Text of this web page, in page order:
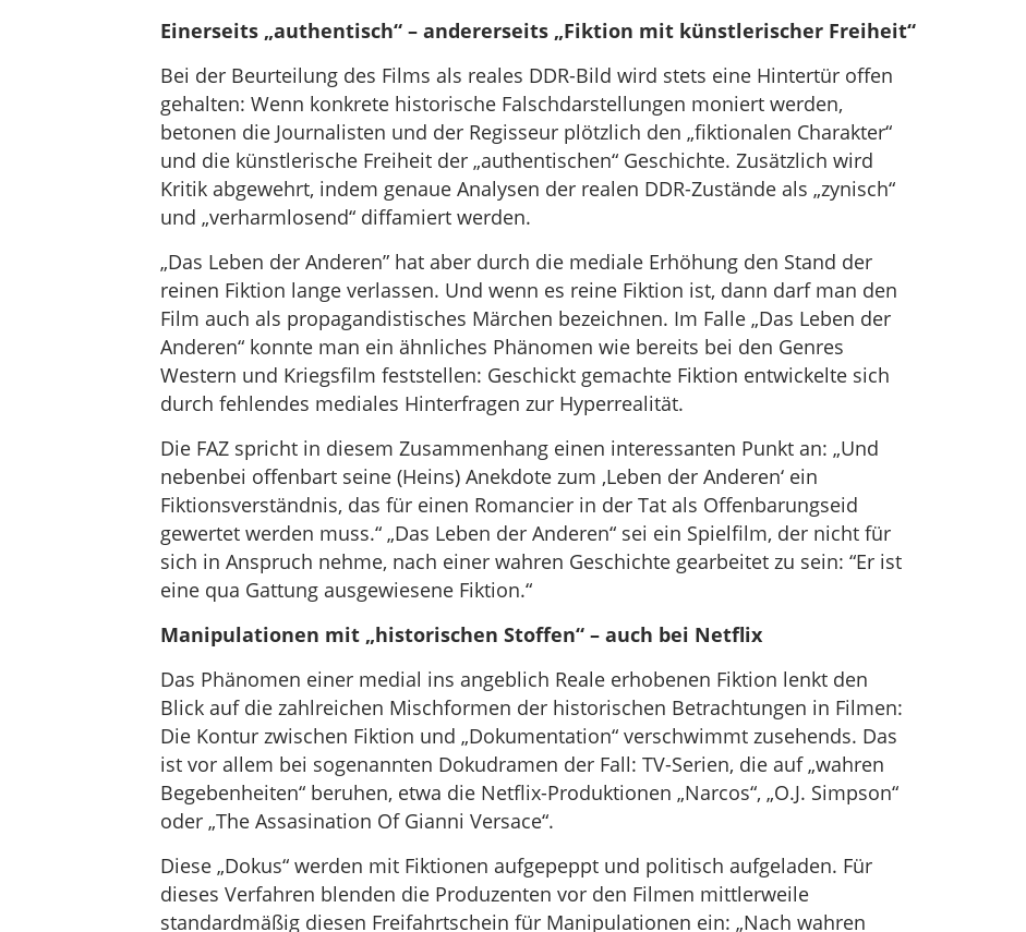
Einerseits „authentisch“ – andererseits „Fiktion mit künstlerischer Freiheit“
Bei der Beurteilung des Films als reales DDR-Bild wird stets eine Hintertür offen
gehalten: Wenn konkrete historische Falschdarstellungen moniert werden,
betonen die Journalisten und der Regisseur plötzlich den „fiktionalen Charakter“
und die künstlerische Freiheit der „authentischen“ Geschichte. Zusätzlich wird
Kritik abgewehrt, indem genaue Analysen der realen DDR-Zustände als „zynisch“
und „verharmlosend“ diffamiert werden.
„Das Leben der Anderen” hat aber durch die mediale Erhöhung den Stand der
reinen Fiktion lange verlassen. Und wenn es reine Fiktion ist, dann darf man den
Film auch als propagandistisches Märchen bezeichnen. Im Falle „Das Leben der
Anderen“ konnte man ein ähnliches Phänomen wie bereits bei den Genres
Western und Kriegsfilm feststellen: Geschickt gemachte Fiktion entwickelte sich
durch fehlendes mediales Hinterfragen zur Hyperrealität.
Die FAZ spricht in diesem Zusammenhang einen interessanten Punkt an: „Und
nebenbei offenbart seine (Heins) Anekdote zum ‚Leben der Anderen‘ ein
Fiktionsverständnis, das für einen Romancier in der Tat als Offenbarungseid
gewertet werden muss.“ „Das Leben der Anderen“ sei ein Spielfilm, der nicht für
sich in Anspruch nehme, nach einer wahren Geschichte gearbeitet zu sein: “Er ist
eine qua Gattung ausgewiesene Fiktion.“
Manipulationen mit „historischen Stoffen“ – auch bei Netflix
Das Phänomen einer medial ins angeblich Reale erhobenen Fiktion lenkt den
Blick auf die zahlreichen Mischformen der historischen Betrachtungen in Filmen:
Die Kontur zwischen Fiktion und „Dokumentation“ verschwimmt zusehends. Das
ist vor allem bei sogenannten Dokudramen der Fall: TV-Serien, die auf „wahren
Begebenheiten“ beruhen, etwa die Netflix-Produktionen „Narcos“, „O.J. Simpson“
oder „The Assasination Of Gianni Versace“.
Diese „Dokus“ werden mit Fiktionen aufgepeppt und politisch aufgeladen. Für
dieses Verfahren blenden die Produzenten vor den Filmen mittlerweile
standardmäßig diesen Freifahrtschein für Manipulationen ein: „Nach wahren